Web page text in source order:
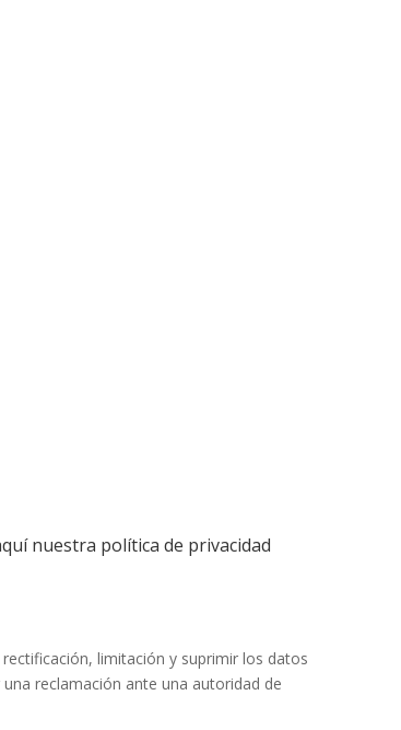
nuestra política de privacidad
limitación y suprimir los datos
reclamación ante una autoridad de